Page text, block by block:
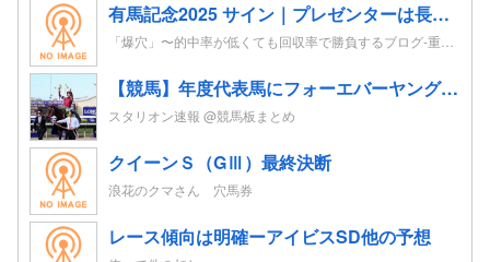
有馬記念2025 サイン｜プレゼンターは長澤まさみ。ポスターはレガレイラ。CMはドラマがテーマ？！
【競馬】年度代表馬にフォーエバーヤング 得票率91%と圧倒！4歳以上牡馬、ダートと合わせて三冠
スタリオン速報 @競馬板まとめ
クイーンＳ（GⅢ）最終決断
浪花のクマさん 穴馬券
レース傾向は明確ーアイビスSD他の予想